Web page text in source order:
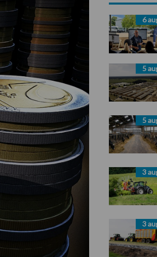
Sidebar
6
5
5
3
3